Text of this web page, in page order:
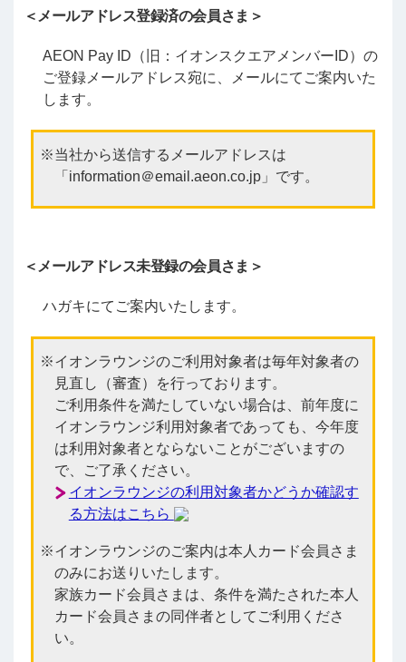
＜メールアドレス登録済の会員さま＞
AEON Pay ID（旧：イオンスクエアメンバーID）の
ご登録メールアドレス宛に、メールにてご案内いた
します。
当社から送信するメールアドレスは
「information＠email.aeon.co.jp」です。
＜メールアドレス未登録の会員さま＞
ハガキにてご案内いたします。
イオンラウンジのご利用対象者は毎年対象者の
見直し（審査）を行っております。
ご利用条件を満たしていない場合は、前年度に
イオンラウンジ利用対象者であっても、今年度
は利用対象者とならないことがございますの
で、ご了承ください。
イオンラウンジの利用対象者かどうか確認す
る方法はこちら
イオンラウンジのご案内は本人カード会員さま
のみにお送りいたします。
家族カード会員さまは、条件を満たされた本人
カード会員さまの同伴者としてご利用くださ
い。